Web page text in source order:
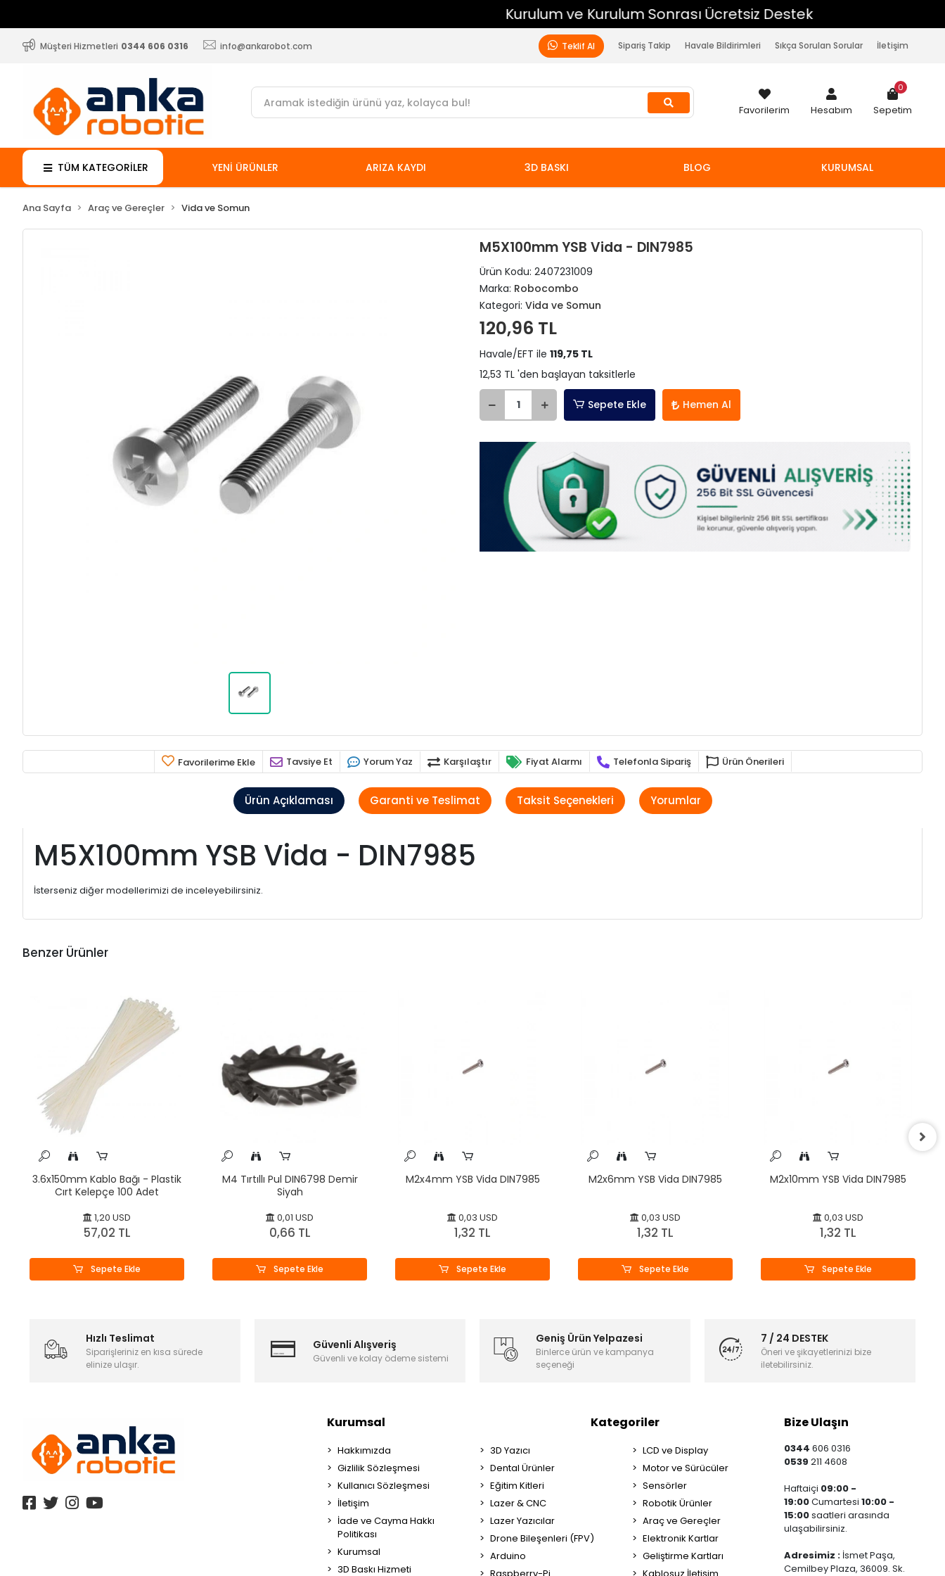
Kurulum ve Kurulum Sonrası Ücretsiz Destek
Müşteri Hizmetleri 0344 606 0316 info@ankarobot.com Teklif Al Sipariş Takip Havale Bildirimleri Sıkça Sorulan Sorular İletişim
Favorilerim Hesabım Sepetim
0
TÜM KATEGORİLER YENİ ÜRÜNLER ARIZA KAYDI 3D BASKI BLOG KURUMSAL
Ana Sayfa Araç ve Gereçler Vida ve Somun
M5X100mm YSB Vida - DIN7985
Ürün Kodu: 2407231009
Marka: Robocombo
Kategori: Vida ve Somun
120,96 TL
Havale/EFT ile 119,75 TL
12,53 TL 'den başlayan taksitlerle
Sepete Ekle Hemen Al
Favorilerime Ekle Tavsiye Et Yorum Yaz Karşılaştır Fiyat Alarmı Telefonla Sipariş Ürün Önerileri
Ürün Açıklaması Garanti ve Teslimat Taksit Seçenekleri Yorumlar
M5X100mm YSB Vida - DIN7985
İsterseniz diğer modellerimizi de inceleyebilirsiniz.
Benzer Ürünler
3.6x150mm Kablo Bağı - Plastik
Cırt Kelepçe 100 Adet
1,20 USD
57,02 TL
Sepete Ekle
M4 Tırtıllı Pul DIN6798 Demir
Siyah
0,01 USD
0,66 TL
Sepete Ekle
M2x4mm YSB Vida DIN7985
0,03 USD
1,32 TL
Sepete Ekle
M2x6mm YSB Vida DIN7985
0,03 USD
1,32 TL
Sepete Ekle
M2x10mm YSB Vida DIN7985
0,03 USD
1,32 TL
Sepete Ekle
Hızlı Teslimat
Siparişleriniz en kısa sürede
elinize ulaşır.
Güvenli Alışveriş
Güvenli ve kolay ödeme sistemi
Geniş Ürün Yelpazesi
Binlerce ürün ve kampanya
seçeneği
7 / 24 DESTEK
Öneri ve şikayetlerinizi bize
iletebilirsiniz.
Kurumsal
Hakkımızda
Gizlilik Sözleşmesi
Kullanıcı Sözleşmesi
İletişim
İade ve Cayma Hakkı
Politikası
Kurumsal
3D Baskı Hizmeti
Kategoriler
3D Yazıcı
Dental Ürünler
Eğitim Kitleri
Lazer & CNC
Lazer Yazıcılar
Drone Bileşenleri (FPV)
Arduino
LCD ve Display
Motor ve Sürücüler
Sensörler
Robotik Ürünler
Araç ve Gereçler
Elektronik Kartlar
Geliştirme Kartları
Bize Ulaşın
0344606 0316
0539211 4608
Haftaiçi 09:00 -
19:00Cumartesi10:00 -
15:00saatleri arasında
ulaşabilirsiniz.
Adresimiz : İsmet Paşa,
Cemilbey Plaza, 36009. Sk.